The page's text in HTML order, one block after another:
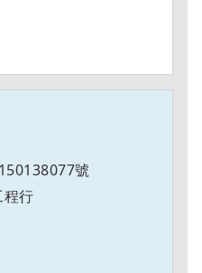
號
行